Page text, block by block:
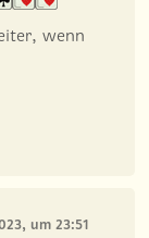
wenn
um 23:51